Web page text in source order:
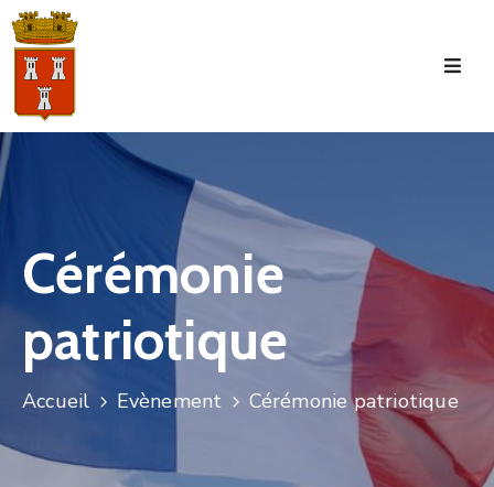
Accueil
Manifestations
Municipale
Services
Jeunesse
Cérémonie
patriotique
Accueil Evènement Cérémonie patriotique